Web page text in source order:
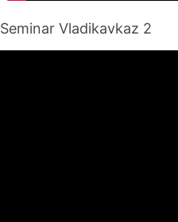
Seminar Vladikavkaz 2